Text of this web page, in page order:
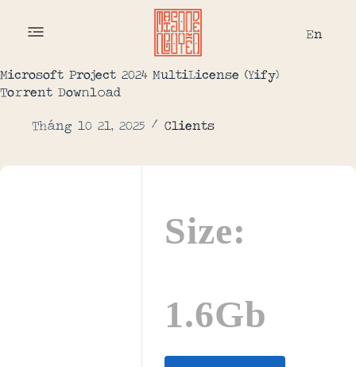
En
Microsoft Project 2024 MultiLicense (Yify)
To𝚛rent Dow𝚗l𝚘ad
Tháng 10 21, 2025 Clients
Size:
1.6Gb